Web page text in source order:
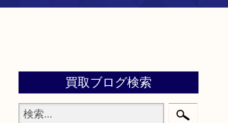
買取ブログ検索